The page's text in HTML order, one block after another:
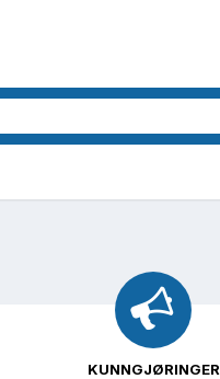
KUNNGJØRINGER